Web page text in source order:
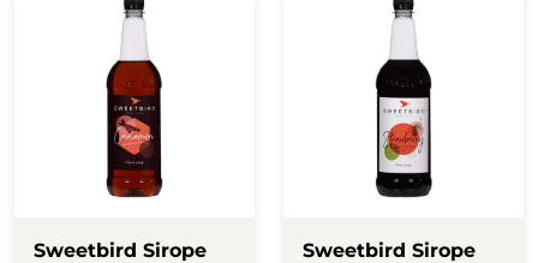
Sweetbird Sirope
Sweetbird Sirope